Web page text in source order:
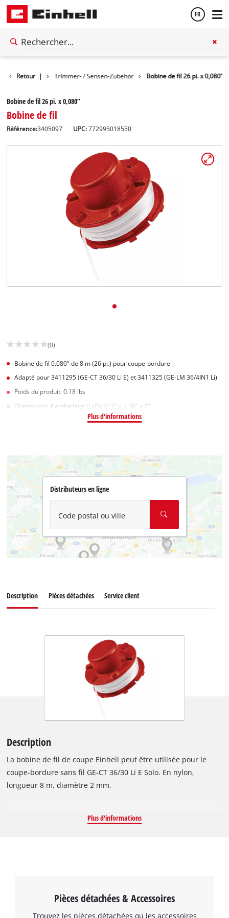
FR
Retour | Trimmer- / Sensen-Zubehör Bobine de fil 26 pi. x 0,080”
Bobine de fil 26 pi. x 0,080”
Bobine de fil
Référence:3405097 UPC:772995018550
(0)
Bobine de fil 0.080" de 8 m (26 pi.) pour coupe-bordure
Adapté pour 3411295 (GE-CT 36/30 Li E) et 3411325 (GE-LM 36/4IN1 Li)
Poids du produit: 0.18 lbs
Dimensions d'emballage (LxPxH): 3" x 2.38" x 4"
Plus d'informations
Distributeurs en ligne
Code postal ou ville
Description Pièces détachées Service client
Description
La bobine de fil de coupe Einhell peut être utilisée pour le
coupe-bordure sans fil GE-CT 36/30 Li E Solo. En nylon,
longueur 8 m, diamètre 2 mm.
Plus d'informations
Pièces détachées & Accessoires
Trouvez les pièces détachées ou les accessoires